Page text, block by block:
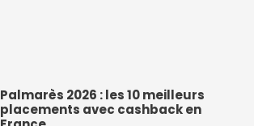
Palmarès 2026 : les 10 meilleurs
placements avec cashback en